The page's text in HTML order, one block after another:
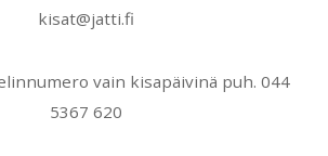
kisat@jatti.fi
vain kisapäivinä puh. 044
5367 620